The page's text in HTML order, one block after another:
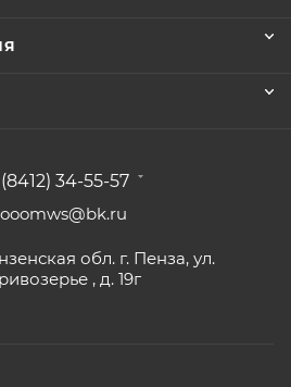
34-55-57
ooomws@bk.ru
обл. г. Пенза, ул.
, д. 19г